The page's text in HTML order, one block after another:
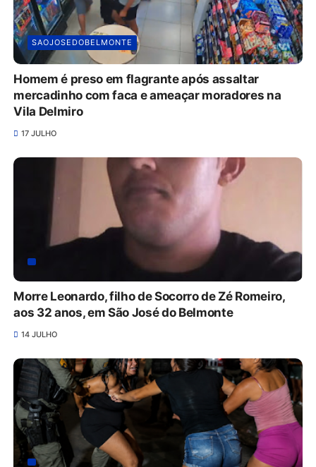
SAOJOSEDOBELMONTE
Homem é preso em flagrante após assaltar
mercadinho com faca e ameaçar moradores na
Vila Delmiro
17 JULHO
Morre Leonardo, filho de Socorro de Zé Romeiro,
aos 32 anos, em São José do Belmonte
14 JULHO